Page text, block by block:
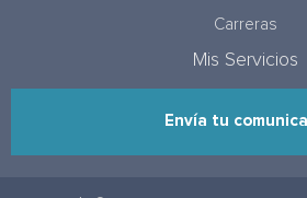
Carreras
Mis Servicios
Envía tu